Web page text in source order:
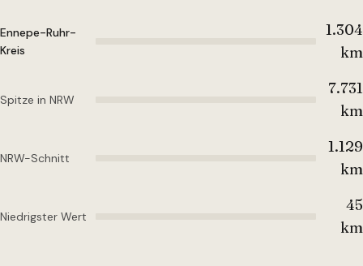
Ennepe-Ruhr-
Kreis
1.304
km
Spitze in NRW
7.731
km
NRW-Schnitt
1.129
km
Niedrigster Wert
45
km